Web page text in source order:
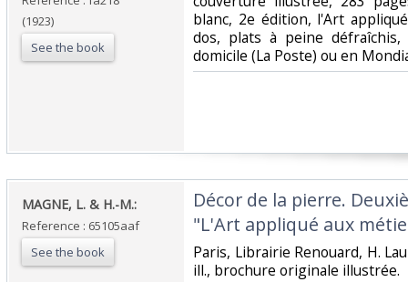
(1923)
See the book
blanc, 2e édition, l'Art
dos, plats à peine
domicile (La Poste) ou en
‎MAGNE, L. & H.-M.:‎
Reference : 65105aaf
See the book
‎Décor de la pierre.
"L'Art appliqué aux
‎Paris, Librairie Renouard, H.
ill., brochure originale illustrée.‎